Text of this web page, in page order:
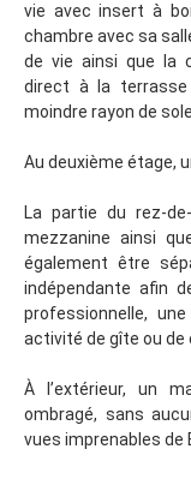
vie avec insert à
chambre avec sa
de vie ainsi que la
direct à la
moindre rayon de
Au deuxième étage,
La partie du rez-
mezzanine ainsi
également être
indépendante afin
professionnelle,
activité de gîte ou de
À l’extérieur, un
ombragé, sans
vues imprenables de